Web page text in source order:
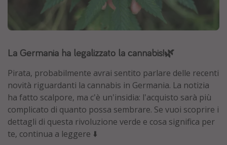
Baleari
Malta
Canarie
Capo Verde
Tipo di vacanza
La Germania ha legalizzato la cannabis!🌿
Pirata, probabilmente avrai sentito parlare delle recenti
novità riguardanti la cannabis in Germania. La notizia
ha fatto scalpore, ma c'è un'insidia: l'acquisto sarà più
complicato di quanto possa sembrare. Se vuoi scoprire i
dettagli di questa rivoluzione verde e cosa significa per
te, continua a leggere ⬇️